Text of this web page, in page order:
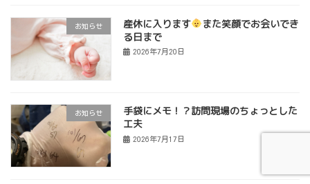
お知らせ 産休に入ります
また笑顔でお会いでき
る日まで
2026年7月20日
お知らせ
手袋にメモ！？訪問現場のちょっとした
工夫
2026年7月17日